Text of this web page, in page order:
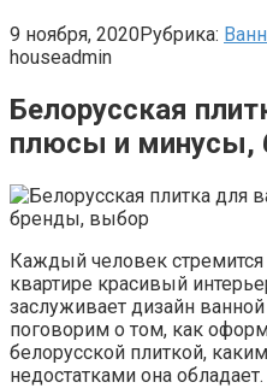
9 ноября, 2020Рубрика:
houseadmin
Белорусская
плюсы и минусы,
Каждый человек
квартире красивый
заслуживает дизайн
поговорим о том, как
белорусской плиткой,
недостатками она обладает.